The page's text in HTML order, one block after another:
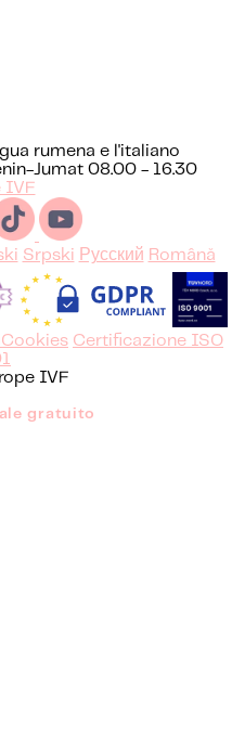
rumena e l'italiano
Jumat 08.00 - 16.30
IVF
Srpski Русский Română
Cookies Certificazione ISO
IVF
gratuito